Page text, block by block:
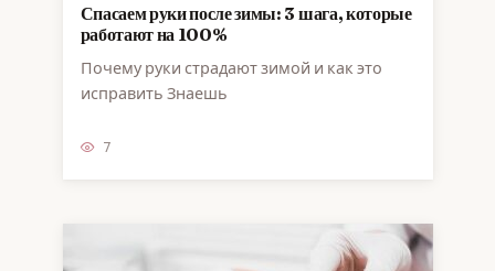
Спасаем руки после зимы: 3 шага, которые
работают на 100%
Почему руки страдают зимой и как это
исправить Знаешь
7